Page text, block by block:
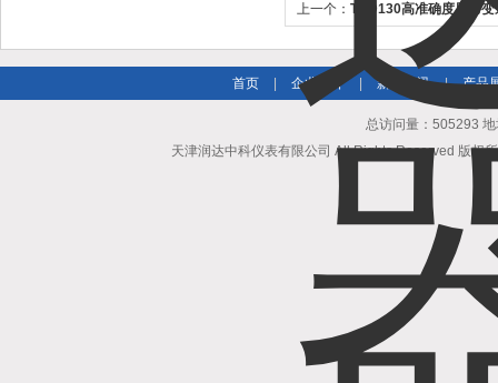
上一个： TRD130高准确度压力变
首页 企业简介 新闻资讯 | 产品
总访问量：505293
天津润达中科仪表有限公司 All Rights Reserved 版权